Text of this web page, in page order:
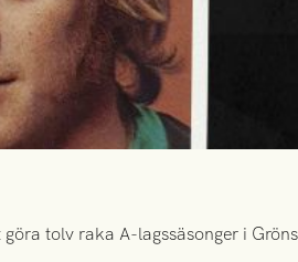
tolv raka A-lagssäsonger i